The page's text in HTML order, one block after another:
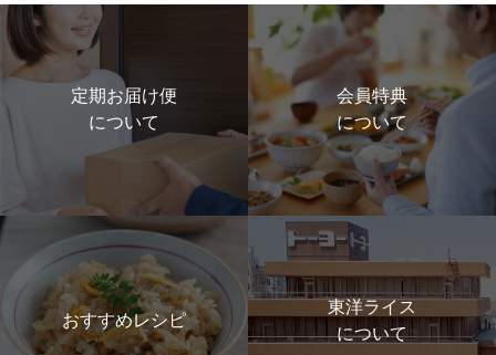
定期お届け便
について
会員特典
について
おすすめレシピ
東洋ライス
について